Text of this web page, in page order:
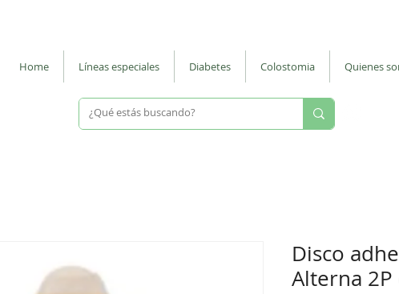
Home Líneas especiales Diabetes Colostomia Quienes
Disco
Alterna 2P